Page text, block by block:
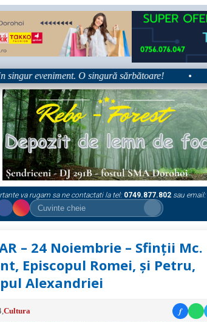
eveniment. O singură sărbătoare!
va rugam sa ne contactati la tel: 0749.877.802 sau email:
– 24 Noiembrie – Sfinții Mc.
Episcopul Romei, şi Petru,
Alexandriei
,Cultura f